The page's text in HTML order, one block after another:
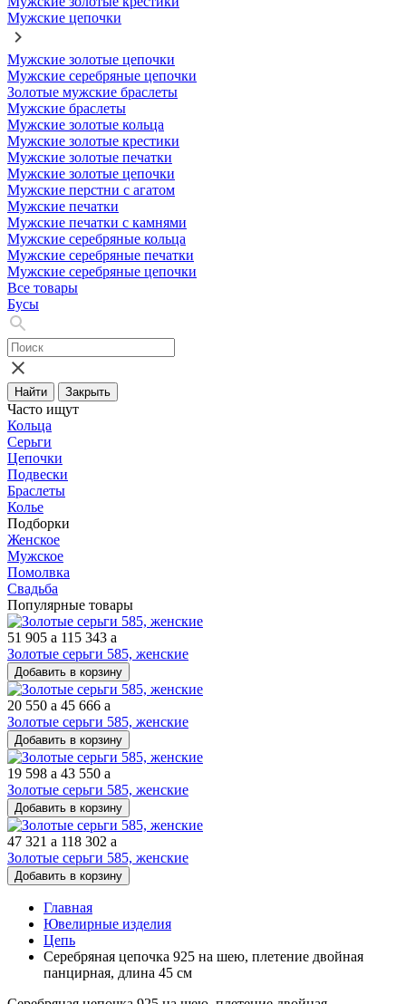
Мужские цепочки
Мужские золотые цепочки
Мужские серебряные цепочки
Золотые мужские браслеты
Мужские браслеты
Мужские золотые кольца
Мужские золотые крестики
Мужские золотые печатки
Мужские золотые цепочки
Мужские перстни с агатом
Мужские печатки
Мужские печатки с камнями
Мужские серебряные кольца
Мужские серебряные печатки
Мужские серебряные цепочки
Все товары
Бусы
Найти Закрыть
Часто ищут
Кольца
Серьги
Цепочки
Подвески
Браслеты
Колье
Подборки
Женское
Мужское
Помолвка
Свадьба
Популярные товары
51 905 a 115 343 a
Золотые серьги 585, женские
Добавить в корзину
20 550 a 45 666 a
Золотые серьги 585, женские
Добавить в корзину
19 598 a 43 550 a
Золотые серьги 585, женские
Добавить в корзину
47 321 a 118 302 a
Золотые серьги 585, женские
Добавить в корзину
Главная
Ювелирные изделия
Цепь
Серебряная цепочка 925 на шею, плетение двойная
панцирная, длина 45 см